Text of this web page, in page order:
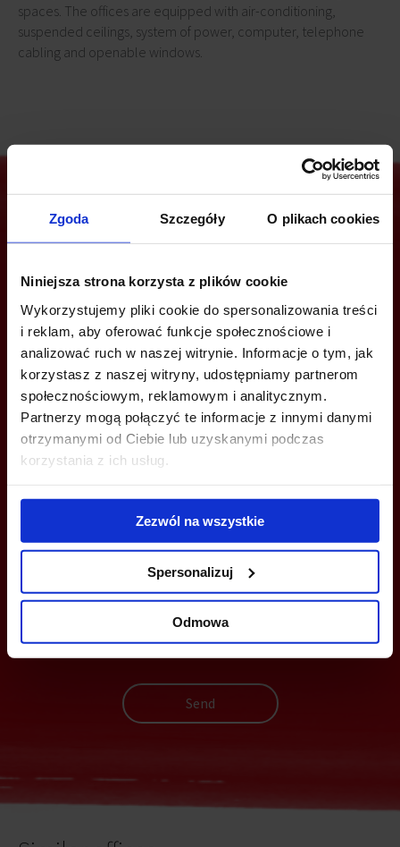
Zgoda Szczegóły O plikach cookies
Niniejsza strona korzysta z plików cookie
Wykorzystujemy pliki cookie do spersonalizowania treści
i reklam, aby oferować funkcje społecznościowe i
analizować ruch w naszej witrynie. Informacje o tym, jak
korzystasz z naszej witryny, udostępniamy partnerom
społecznościowym, reklamowym i analitycznym.
Partnerzy mogą połączyć te informacje z innymi danymi
otrzymanymi od Ciebie lub uzyskanymi podczas
korzystania z ich usług.
Zezwól na wszystkie
Spersonalizuj
Odmowa
spaces. The offices are equipped with air-conditioning,
suspended ceilings, system of power, computer, telephone
cabling and openable windows.
Are you interested in this offer?
CALL US AND FIND OUT MORE
+48 539 096 754
tricity@officefinder.pl
YOU CAN LEAVE YOUR PHONE NUMBER AND WE WILL CONTACT
YOU
Send